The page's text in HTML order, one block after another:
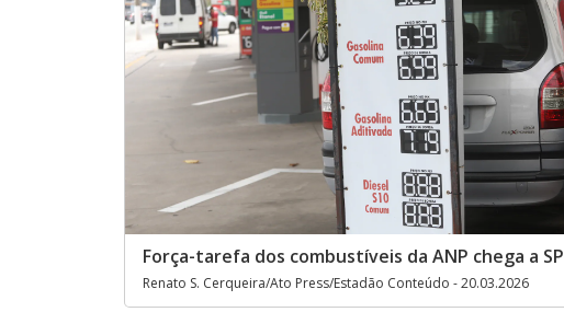
Força-tarefa dos combustíveis da ANP chega a SP
Renato S. Cerqueira/Ato Press/Estadão Conteúdo - 20.03.2026